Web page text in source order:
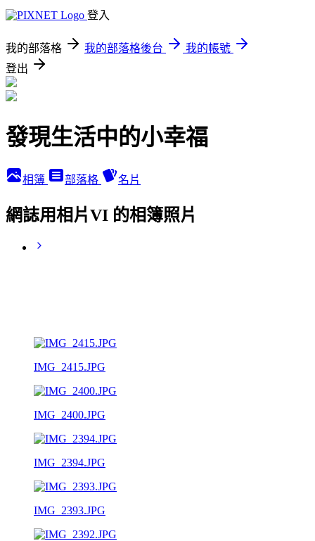
登入
我的部落格 我的部落格後台
我的帳號
登出
發現生活中的小幸福
相簿 部落格 名片
網誌用相片VI 的相簿照片
IMG_2415.JPG
IMG_2400.JPG
IMG_2394.JPG
IMG_2393.JPG